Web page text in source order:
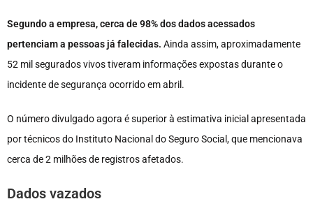
Segundo a empresa, cerca de 98% dos dados acessados
pertenciam a pessoas já falecidas. Ainda assim, aproximadamente
52 mil segurados vivos tiveram informações expostas durante o
incidente de segurança ocorrido em abril.
O número divulgado agora é superior à estimativa inicial apresentada
por técnicos do Instituto Nacional do Seguro Social, que mencionava
cerca de 2 milhões de registros afetados.
Dados vazados